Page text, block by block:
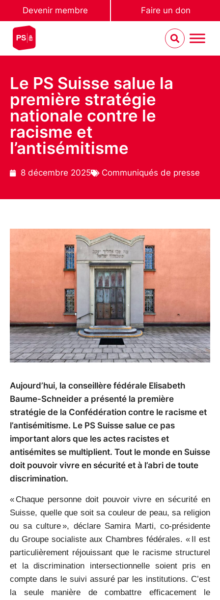
Devenir membre Faire un don
Le PS Suisse salue la
première stratégie
nationale contre le
racisme et
l’antisémitisme
8 décembre 2025 Communiqués de presse
Aujourd’hui, la conseillère fédérale Elisabeth
Baume-Schneider a présenté la première
stratégie de la Confédération contre le racisme et
l’antisémitisme. Le PS Suisse salue ce pas
important alors que les actes racistes et
antisémites se multiplient. Tout le monde en Suisse
doit pouvoir vivre en sécurité et à l’abri de toute
discrimination.
« Chaque personne doit pouvoir vivre en sécurité en
Suisse, quelle que soit sa couleur de peau, sa religion
ou sa culture », déclare Samira Marti, co-présidente
du Groupe socialiste aux Chambres fédérales. « Il est
particulièrement réjouissant que le racisme structurel
et la discrimination intersectionnelle soient pris en
compte dans le suivi assuré par les institutions. C’est
la seule manière de combattre efficacement le